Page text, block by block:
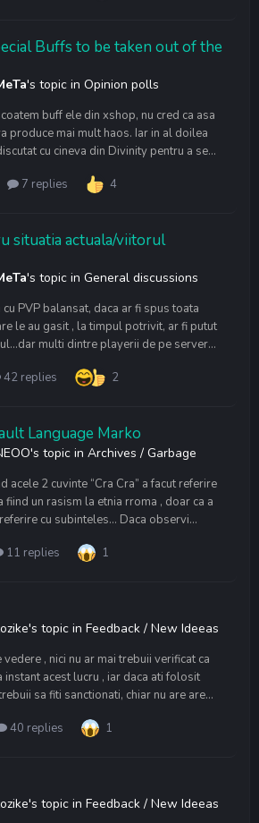
Buffs to be taken out of the
's topic in Opinion polls
buff ele din xshop, nu cred ca asa
produce mai mult haos. Iar in al doilea
cu cineva din Divinity pentru a se...
7 replies 4
situatia actuala/viitorul
's topic in General discussions
PVP balansat, daca ar fi spus toata
le au gasit , la timpul potrivit, ar fi putut
multi dintre playerii de pe server...
42 replies 2
Language Marko
's topic in Archives / Garbage
acele 2 cuvinte “Cra Cra” a facut referire
fiind un rasism la etnia rroma , doar ca a
cu subinteles... Daca observi...
11 replies 1
's topic in Feedback / New Ideeas
, nici nu ar mai trebuii verificat ca
instant acest lucru , iar daca ati folosit
sa fiti sanctionati, chiar nu are are...
40 replies 1
's topic in Feedback / New Ideeas